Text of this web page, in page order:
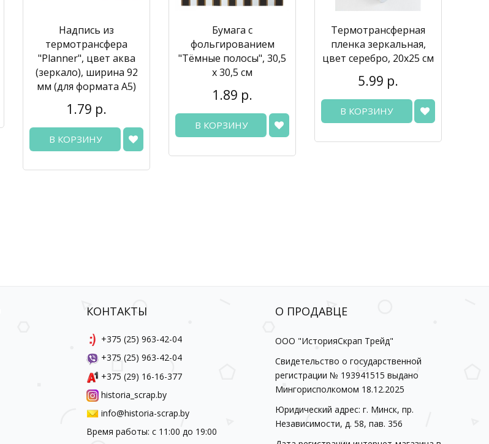
Надпись из
термотрансфера
"Planner", цвет аква
(зеркало), ширина 92
мм (для формата А5)
1.79 р.
В КОРЗИНУ
Бумага с
фольгированием
"Тёмные полосы", 30,5
х 30,5 см
1.89 р.
В КОРЗИНУ
Термотрансферная
пленка зеркальная,
цвет серебро, 20х25 см
5.99 р.
В КОРЗИНУ
КОНТАКТЫ
+375 (25) 963-42-04
+375 (25) 963-42-04
+375 (29) 16-16-377
historia_scrap.by
info@historia-scrap.by
Время работы: с 11:00 до 19:00
О ПРОДАВЦЕ
ООО "ИсторияСкрап Трейд"
Свидетельство о государственной
регистрации № 193941515 выдано
Мингорисполкомом 18.12.2025
Юридический адрес: г. Минск, пр.
Независимости, д. 58, пав. 356